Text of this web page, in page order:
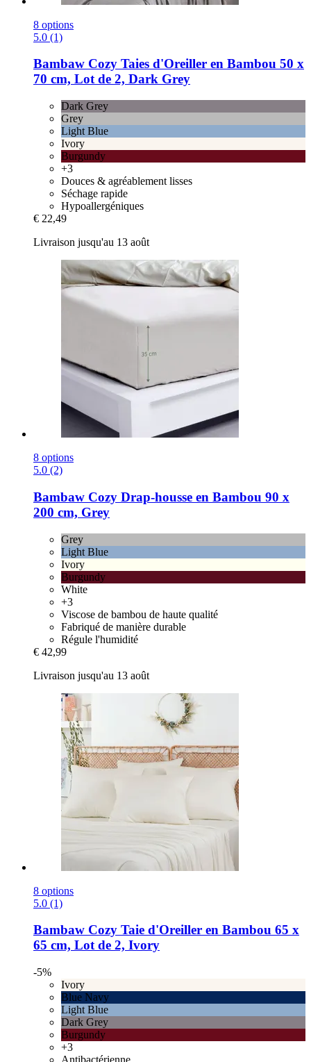
8 options
5.0 (1)
Bambaw Cozy Taies d'Oreiller en Bambou 50 x
70 cm, Lot de 2, Dark Grey
Dark Grey
Grey
Light Blue
Ivory
Burgundy
+3
Douces & agréablement lisses
Séchage rapide
Hypoallergéniques
€ 22,49
Livraison jusqu'au 13 août
8 options
5.0 (2)
Bambaw Cozy Drap-​housse en Bambou 90 x
200 cm, Grey
Grey
Light Blue
Ivory
Burgundy
White
+3
Viscose de bambou de haute qualité
Fabriqué de manière durable
Régule l'humidité
€ 42,99
Livraison jusqu'au 13 août
8 options
5.0 (1)
Bambaw Cozy Taie d'Oreiller en Bambou 65 x
65 cm, Lot de 2, Ivory
-5%
Ivory
Blue Navy
Light Blue
Dark Grey
Burgundy
+3
Antibactérienne